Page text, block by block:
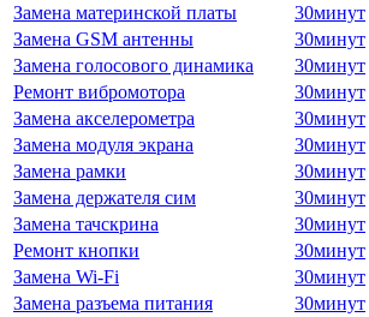
Замена материнской платы
30минут
Замена GSM антенны
30минут
Замена голосового динамика
30минут
Ремонт вибромотора
30минут
Замена акселерометра
30минут
Замена модуля экрана
30минут
Замена рамки
30минут
Замена держателя сим
30минут
Замена тачскрина
30минут
Ремонт кнопки
30минут
Замена Wi-Fi
30минут
Замена разъема питания
30минут